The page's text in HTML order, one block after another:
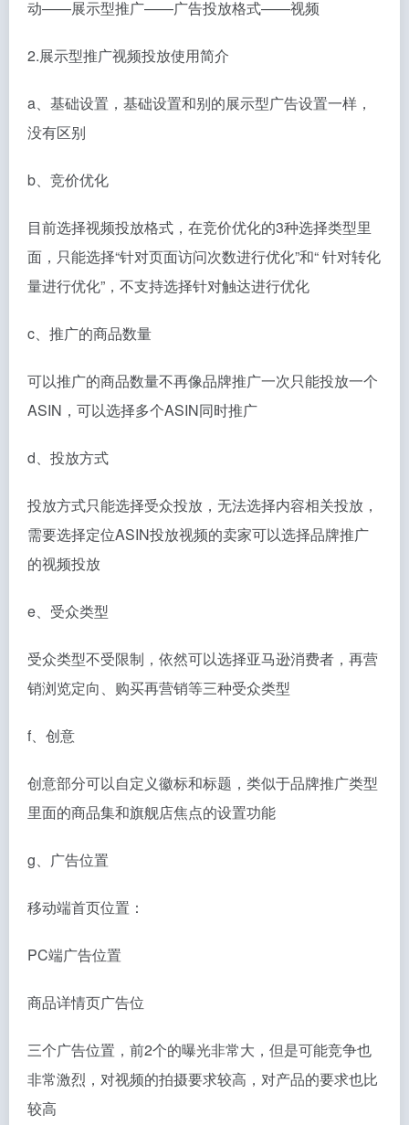
动——展示型推广——广告投放格式——视频
2.展示型推广视频投放使用简介
a、基础设置，基础设置和别的展示型广告设置一样，
没有区别
b、竞价优化
目前选择视频投放格式，在竞价优化的3种选择类型里
面，只能选择“针对页面访问次数进行优化”和“ 针对转化
量进行优化”，不支持选择针对触达进行优化
c、推广的商品数量
可以推广的商品数量不再像品牌推广一次只能投放一个
ASIN，可以选择多个ASIN同时推广
d、投放方式
投放方式只能选择受众投放，无法选择内容相关投放，
需要选择定位ASIN投放视频的卖家可以选择品牌推广
的视频投放
e、受众类型
受众类型不受限制，依然可以选择亚马逊消费者，再营
销浏览定向、购买再营销等三种受众类型
f、创意
创意部分可以自定义徽标和标题，类似于品牌推广类型
里面的商品集和旗舰店焦点的设置功能
g、广告位置
移动端首页位置：
PC端广告位置
商品详情页广告位
三个广告位置，前2个的曝光非常大，但是可能竞争也
非常激烈，对视频的拍摄要求较高，对产品的要求也比
较高